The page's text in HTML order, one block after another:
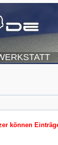
können